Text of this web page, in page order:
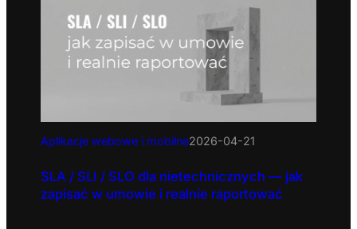
Aplikacje webowe i mobilne2026-04-21
SLA / SLI / SLO dla nietechnicznych — jak
zapisać w umowie i realnie raportować